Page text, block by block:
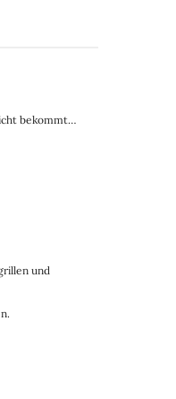
bekommt…
und